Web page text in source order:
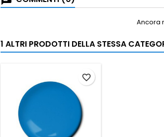
Ancora
1 ALTRI PRODOTTI DELLA STESSA
favorite_border